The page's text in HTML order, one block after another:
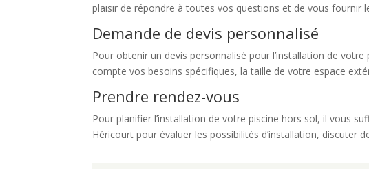
plaisir de répondre à toutes vos questions et de vous
Demande de devis personnalisé
Pour obtenir un devis personnalisé pour l’installation de
compte vos besoins spécifiques, la taille de votre espace
Prendre rendez-vous
Pour planifier l’installation de votre piscine hors sol, il vous
Héricourt pour évaluer les possibilités d’installation, discuter